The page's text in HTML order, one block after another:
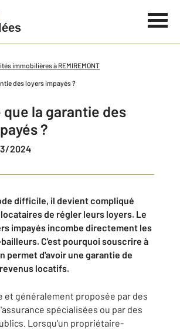
immobilières à REMIREMONT
des loyers impayés ?
que la garantie des
?
2024
difficile, il devient compliqué
de régler leurs loyers. Le
impayés incombe directement les
C'est pourquoi souscrire à
permet d'avoir une garantie de
locatifs.
et généralement proposée par des
spécialisées ou par des
Lorsqu'un propriétaire-